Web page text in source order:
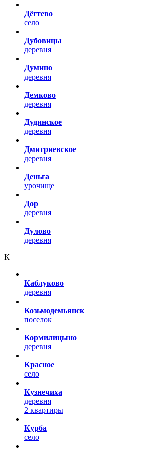
Дёгтево
село
Дубовицы
деревня
Думино
деревня
Демково
деревня
Дудинское
деревня
Дмитриевское
деревня
Деньга
урочище
Дор
деревня
Дулово
деревня
К
Каблуково
деревня
Козьмодемьянск
поселок
Кормилицыно
деревня
Красное
село
Кузнечиха
деревня
2 квартиры
Курба
село